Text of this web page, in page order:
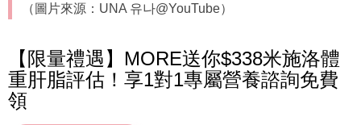
（圖片來源：UNA 유나@YouTube）
【限量禮遇】MORE送你$338米施洛體
重肝脂評估！享1對1專屬營養諮詢免費
領